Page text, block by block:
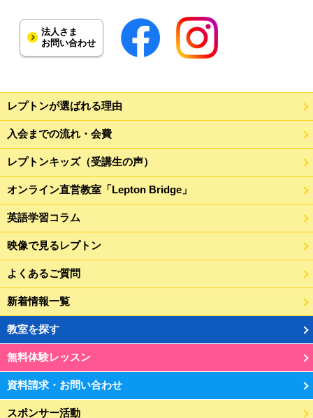
法人さま
お問い合わせ
レプトンが選ばれる理由
入会までの流れ・会費
レプトンキッズ（受講生の声）
オンライン直営教室「Lepton Bridge」
英語学習コラム
映像で見るレプトン
よくあるご質問
新着情報一覧
教室を探す
無料体験レッスン
資料請求・お問い合わせ
スポンサー活動